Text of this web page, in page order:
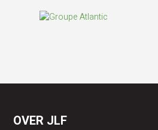
OVER JLF